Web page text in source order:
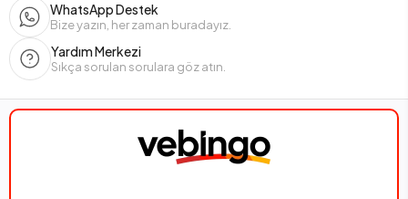
WhatsApp Destek
Bize yazın, her zaman buradayız.
Yardım Merkezi
Sıkça sorulan sorulara göz atın.